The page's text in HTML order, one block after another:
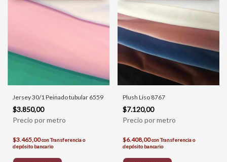
Jersey 30/1 Peinado tubular 6559
$3.850,00
$3.465,00conTransferencia o
depósito bancario
Plush Liso 8767
$7.120,00
$6.408,00conTransferencia o
depósito bancario